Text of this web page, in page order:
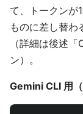
て、トークンが
ものに差し替わ
（詳細は後述
ン）。
Gemini CLI 用（